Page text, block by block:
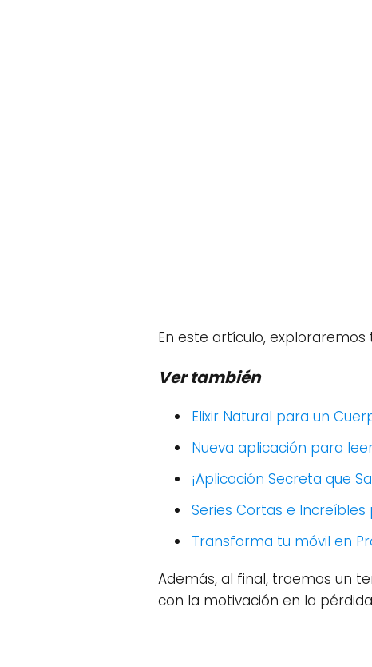
En este artículo,
Ver también
Elixir Natural para un
Nueva aplicación para
¡Aplicación Secreta que
Series Cortas e
Transforma tu móvil en
Además, al final, traemos un
con la motivación en la